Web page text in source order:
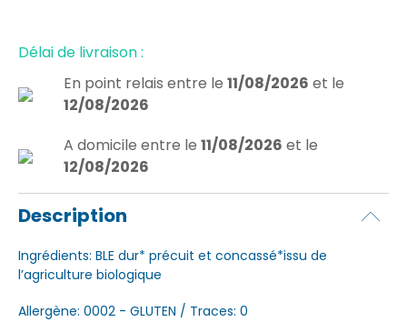
Délai de livraison :
En point relais entre le 11/08/2026 et le
12/08/2026
A domicile entre le 11/08/2026 et le
12/08/2026
Description
Ingrédients: BLE dur* précuit et concassé*issu de
l’agriculture biologique
Allergène: 0002 - GLUTEN / Traces: 0